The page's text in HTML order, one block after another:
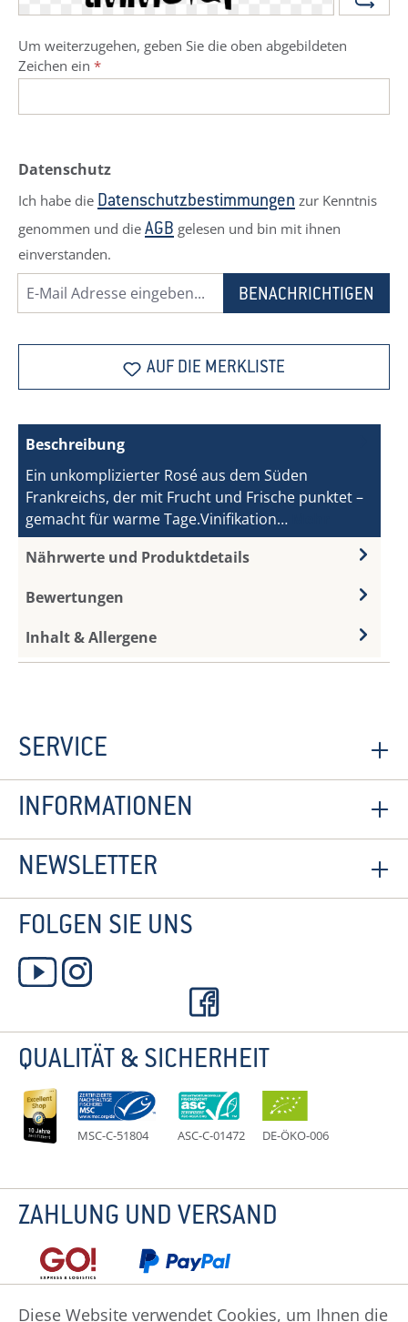
Um weiterzugehen, geben Sie die oben abgebildeten
Zeichen ein *
Datenschutz
Ich habe die Datenschutzbestimmungen zur Kenntnis
genommen und die AGB gelesen und bin mit ihnen
einverstanden.
BENACHRICHTIGEN
AUF DIE MERKLISTE
Beschreibung
Ein unkomplizierter Rosé aus dem Süden
Frankreichs, der mit Frucht und Frische punktet –
gemacht für warme Tage.Vinifikation…
Nährwerte und Produktdetails
Bewertungen
Inhalt & Allergene
SERVICE
INFORMATIONEN
NEWSLETTER
FOLGEN SIE UNS
QUALITÄT & SICHERHEIT
MSC-C-51804 ASC-C-01472 DE-ÖKO-006
ZAHLUNG UND VERSAND
Diese Website verwendet Cookies, um Ihnen die